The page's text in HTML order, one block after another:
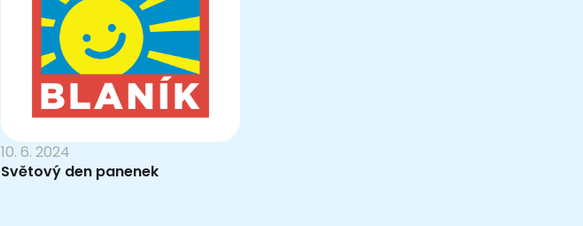
10. 6. 2024
Světový den panenek